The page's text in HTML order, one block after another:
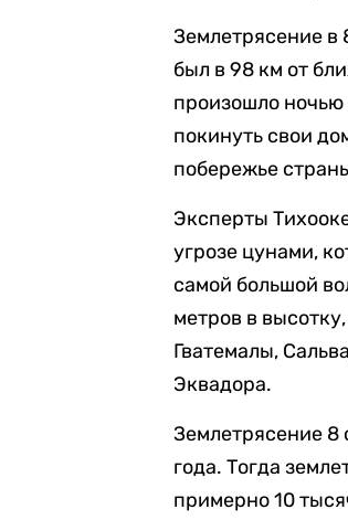
Землетрясение в
был в 98 км от
произошло
покинуть свои
побережье
Эксперты
угрозе цунами,
самой большой
метров в
Гватемалы,
Эквадора.
Землетрясение 8
года. Тогда
примерно 10